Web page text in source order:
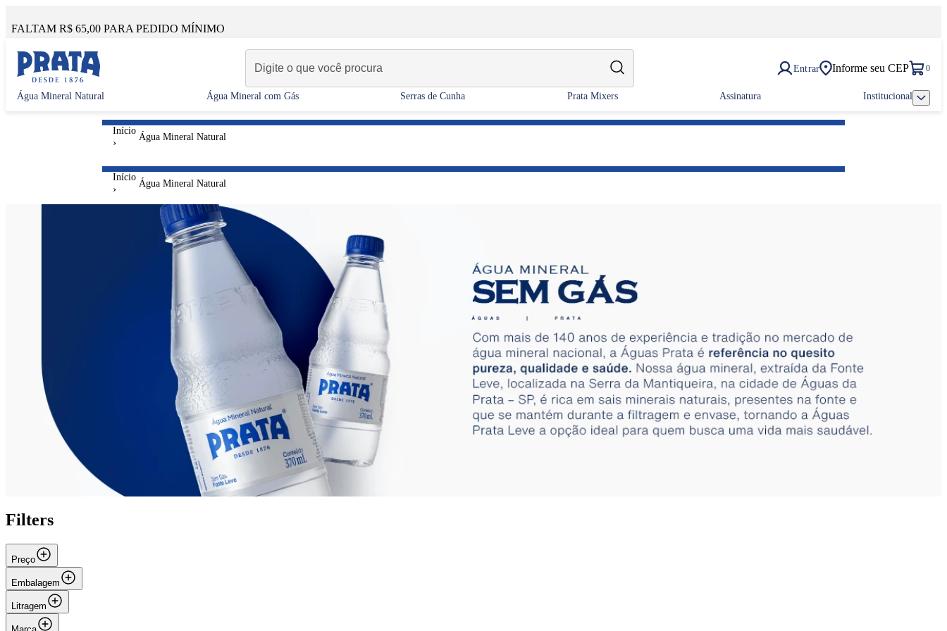
FALTAM R$ 65,00 PARA PEDIDO MÍNIMO
Entrar Informe seu CEP 0
Água Mineral Natural Água Mineral com Gás Serras de Cunha Prata Mixers Assinatura Institucional
Água Mineral Natural
Água Mineral Natural
Filters
Preço
Embalagem
Litragem